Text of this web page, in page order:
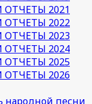
2021
2022
2023
2024
2025
2026
народной песни